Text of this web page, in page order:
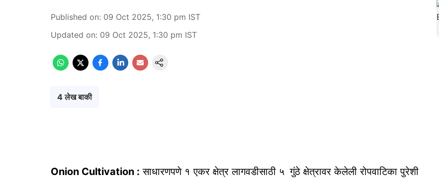
Published on: 09 Oct 2025, 1:30 pm IST
Updated on: 09 Oct 2025, 1:30 pm IST
4 लेख बाकी
Onion Cultivation : साधारणपणे १ एकर क्षेत्र लागवडीसाठी ५ गुंठे क्षेत्रावर केलेली रोपवाटिका पुरेशी